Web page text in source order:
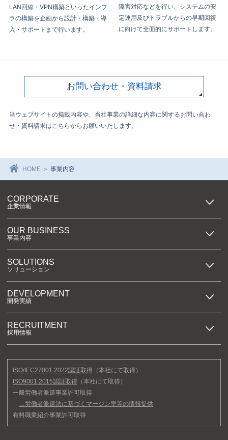
LAN回線・VPN構築といったインフ
ラの構築を企画から設計・構築・導
入・サポートまで行います。
障害対応などを行い、システムの安
定運用及びトラブルからの早期回復
に向けて全面的にサポートします。
お問い合わせ・資料請求
当ウェブサイトの掲載内容や、当社事業の詳細な内容に関するお問い合わ
せ・資料請求はこちらからお願いいたします。
HOME 事業内容
CORPORATE
企業情報
OUR BUSINESS
事業内容
SOLUTIONS
ソリューション
DEVELOPMENT
開発実績
RECRUITMENT
採用情報
ISO/IEC27001:2022認証取得（本社にて取得）
ISO9001:2015認証取得（本社にて取得）
一般労働者派遣事業許可取得
→労働者派遣法に基づくマージン率等の情報提供
有料職業紹介事業許可取得